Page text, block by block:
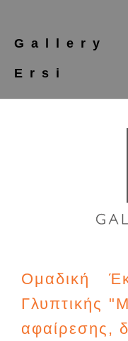
Gallery
Ersi
Ομαδική
Γλυπτικής
αφαίρεσης,